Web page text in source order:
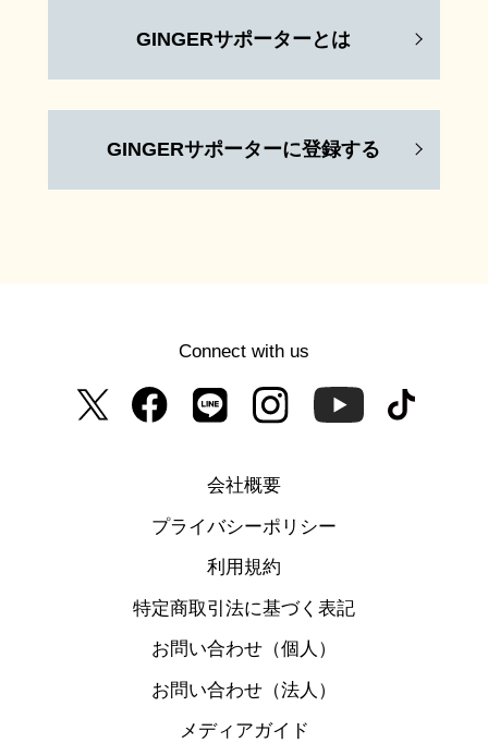
GINGERサポーターとは
GINGERサポーターに登録する
Connect with us
会社概要
プライバシーポリシー
利用規約
特定商取引法に基づく表記
お問い合わせ（個人）
お問い合わせ（法人）
メディアガイド